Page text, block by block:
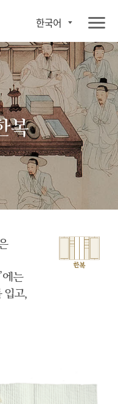
한국어
복
에는
입고,
한복